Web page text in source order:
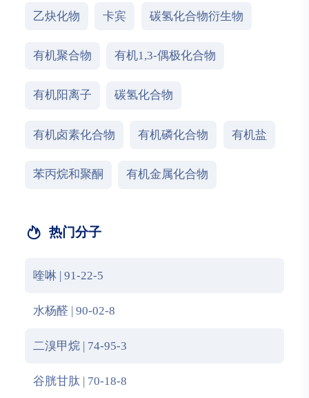
乙炔化物 卡宾 碳氢化合物衍生物
有机聚合物 有机1,3-偶极化合物
有机阳离子 碳氢化合物
有机卤素化合物 有机磷化合物 有机盐
苯丙烷和聚酮 有机金属化合物
热门分子
喹啉 | 91-22-5
水杨醛 | 90-02-8
二溴甲烷 | 74-95-3
谷胱甘肽 | 70-18-8